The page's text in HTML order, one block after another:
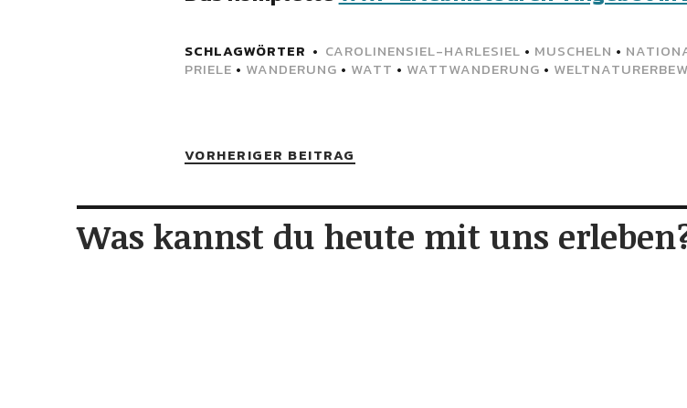
SCHLAGWÖRTER CAROLINENSIEL-HARLESIEL • MUSCHELN •
PRIELE • WANDERUNG • WATT • WATTWANDERUNG •
VORHERIGER BEITRAG
Was kannst du heute mit uns